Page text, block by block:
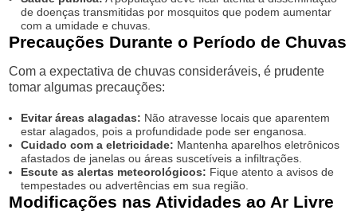
de doenças transmitidas por mosquitos que podem aumentar
com a umidade e chuvas.
Precauções Durante o Período de Chuvas
Com a expectativa de chuvas consideráveis, é prudente
tomar algumas precauções:
Evitar áreas alagadas: Não atravesse locais que aparentem
estar alagados, pois a profundidade pode ser enganosa.
Cuidado com a eletricidade: Mantenha aparelhos eletrônicos
afastados de janelas ou áreas suscetíveis a infiltrações.
Escute as alertas meteorológicos: Fique atento a avisos de
tempestades ou advertências em sua região.
Modificações nas Atividades ao Ar Livre